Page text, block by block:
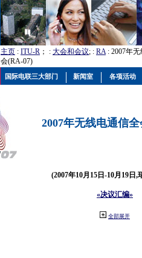
主页 : ITU-R ； : 大会和会议; : RA: 2007年
会(RA-07)
2007年无线电通信
(2007年10月15日-10月19日,
«决议汇编»
全部展开
国际电联三大部门 新闻室 各项活动